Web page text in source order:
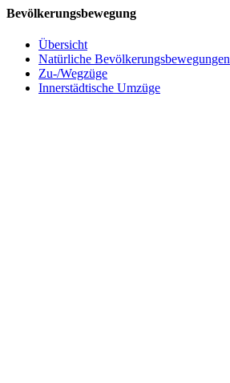
Bevölkerungsbewegung
Übersicht
Natürliche Bevölkerungsbewegungen
Zu-/Wegzüge
Innerstädtische Umzüge